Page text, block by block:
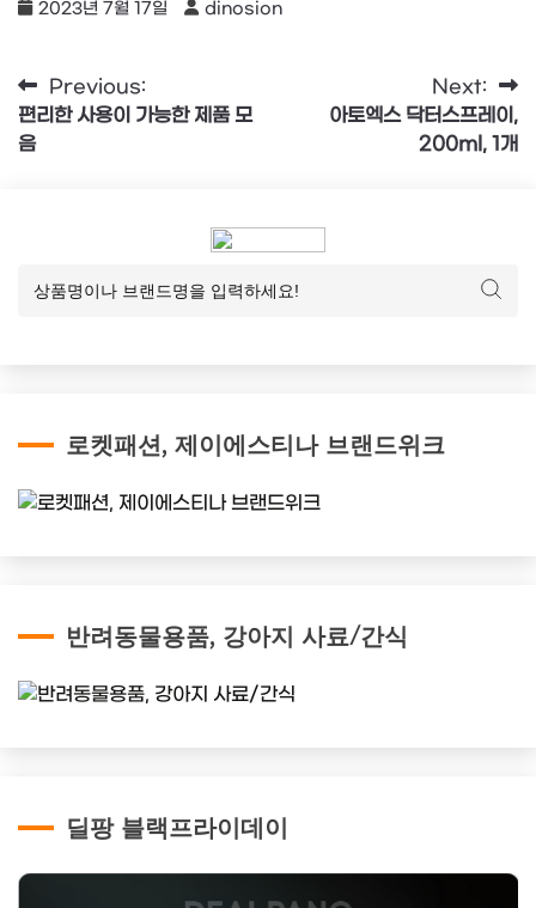
2023년 7월 17일 dinosion
글
탐
Previous:
편리한 사용이 가능한 제품 모
음
Next:
아토엑스 닥터스프레이,
200ml, 1개
로켓패션, 제이에스티나 브랜드위크
반려동물용품, 강아지 사료/간식
딜팡 블랙프라이데이